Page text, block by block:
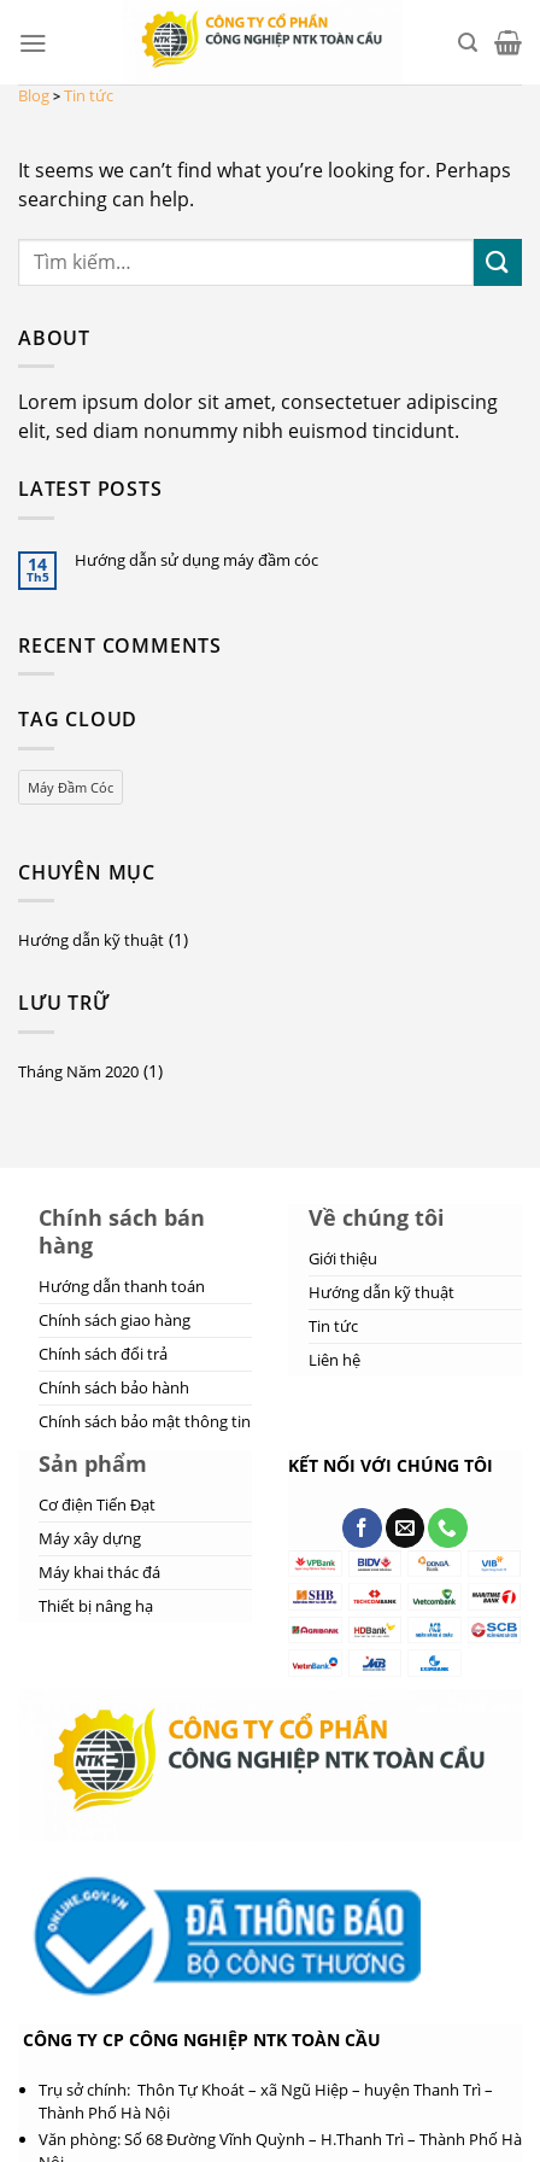
content
Blog > Tin tức
It seems we can’t find what you’re looking for. Perhaps
searching can help.
ABOUT
Lorem ipsum dolor sit amet, consectetuer adipiscing
elit, sed diam nonummy nibh euismod tincidunt.
LATEST POSTS
14
Th5
Hướng dẫn sử dụng máy đầm cóc
RECENT COMMENTS
TAG CLOUD
Máy Đầm Cóc
CHUYÊN MỤC
Hướng dẫn kỹ thuật (1)
LƯU TRỮ
Tháng Năm 2020 (1)
Chính sách bán
hàng
Hướng dẫn thanh toán
Chính sách giao hàng
Chính sách đổi trả
Chính sách bảo hành
Chính sách bảo mật thông tin
Về chúng tôi
Giới thiệu
Hướng dẫn kỹ thuật
Tin tức
Liên hệ
Sản phẩm
Cơ điện Tiến Đạt
Máy xây dựng
Máy khai thác đá
Thiết bị nâng hạ
KẾT NỐI VỚI CHÚNG TÔI
CÔNG TY CP CÔNG NGHIỆP NTK TOÀN CẦU
Trụ sở chính: Thôn Tự Khoát – xã Ngũ Hiệp – huyện Thanh Trì –
Thành Phố Hà Nội
Văn phòng: Số 68 Đường Vĩnh Quỳnh – H.Thanh Trì – Thành Phố Hà